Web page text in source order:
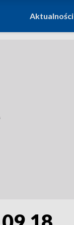
DO
Aktualności